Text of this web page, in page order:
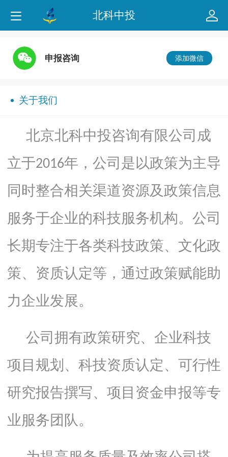
北科中投
申报咨询 添加微信
关于我们
北京北科中投咨询有限公司 成
立于2016年，公司是以政策为主导
同时整合相关渠道资源及政策信息
服务于企业的科技服务机构。公司
长期专注于各类科技政策、文化政
策、资质认定等， 通过政策赋能助
力企业发展。
公司拥有政策研究、企业科技
项目规划、科技资质认定、可行性
研究报告撰写、项目 资金申报等专
业服务团队。